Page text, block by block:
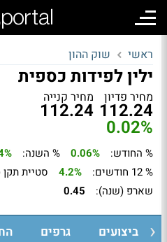
ראשי שוק ההון
ילין לפידות כספית
מחיר פדיון
112.24
מחיר קנייה
112.24
0.02%
% החודש: 0.06% % השנה:
% 12 חודשים:
4.2% סטיית
שארפ (שנה):
0.45
ביצועים גרפים